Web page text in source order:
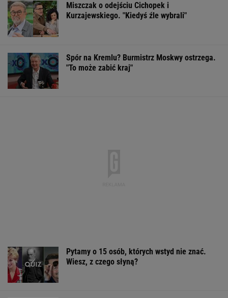
Miszczak o odejściu Cichopek i
Kurzajewskiego. "Kiedyś źle wybrali"
Spór na Kremlu? Burmistrz Moskwy ostrzega.
"To może zabić kraj"
Pytamy o 15 osób, których wstyd nie znać.
Wiesz, z czego słyną?